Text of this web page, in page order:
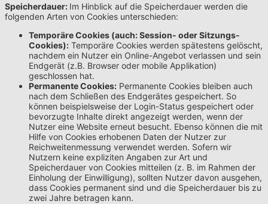
Speicherdauer: Im Hinblick auf die Speicherdauer werden die
folgenden Arten von Cookies unterschieden:
Temporäre Cookies (auch: Session- oder Sitzungs-
Cookies): Temporäre Cookies werden spätestens gelöscht,
nachdem ein Nutzer ein Online-Angebot verlassen und sein
Endgerät (z.B. Browser oder mobile Applikation)
geschlossen hat.
Permanente Cookies: Permanente Cookies bleiben auch
nach dem Schließen des Endgerätes gespeichert. So
können beispielsweise der Login-Status gespeichert oder
bevorzugte Inhalte direkt angezeigt werden, wenn der
Nutzer eine Website erneut besucht. Ebenso können die mit
Hilfe von Cookies erhobenen Daten der Nutzer zur
Reichweitenmessung verwendet werden. Sofern wir
Nutzern keine expliziten Angaben zur Art und
Speicherdauer von Cookies mitteilen (z. B. im Rahmen der
Einholung der Einwilligung), sollten Nutzer davon ausgehen,
dass Cookies permanent sind und die Speicherdauer bis zu
zwei Jahre betragen kann.